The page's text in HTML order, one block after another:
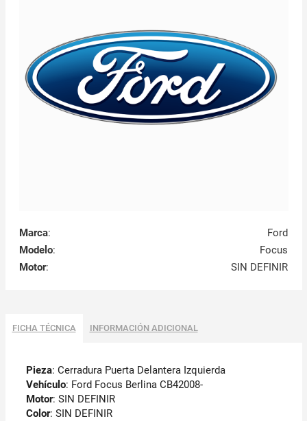
Marca:
Ford
Modelo:
Focus
Motor: SIN DEFINIR
FICHA TÉCNICA INFORMACIÓN ADICIONAL
Pieza: Cerradura Puerta Delantera Izquierda
Vehículo: Ford Focus Berlina CB42008-
Motor: SIN DEFINIR
Color: SIN DEFINIR